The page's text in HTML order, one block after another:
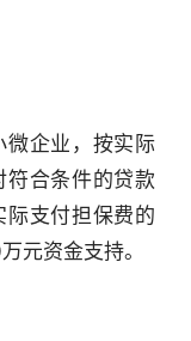
企业，按实际
符合条件的贷款
支付担保费的
元资金支持。